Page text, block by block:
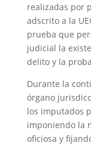
realizadas por
adscrito a la
prueba que
judicial la
delito y la
Durante la
órgano
los imputados
imponiendo la
oficiosa y